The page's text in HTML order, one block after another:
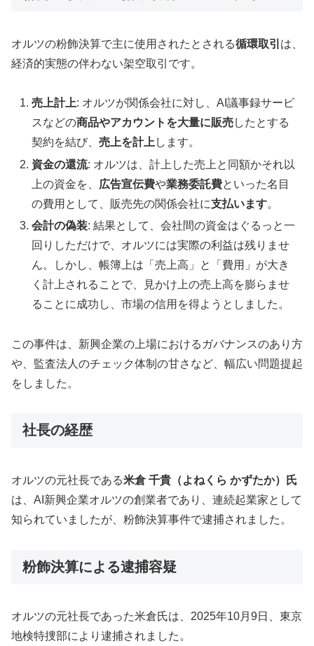
オルツの粉飾決算で主に使用されたとされる循環取引 は、
経済的実態の伴わない架空取引です。
売上計上: オルツが関係会社に対し、AI議事録サービ
スなどの商品やアカウントを大量に販売したとする
契約を結び、売上を計上 します。
資金の還流: オルツは、計上した売上と同額かそれ以
上の資金を、 広告宣伝費や業務委託費といった名目
の費用として、販売先の関係会社に支払います。
会計の偽装: 結果として、会社間の資金はぐるっと一
回りしただけで、オルツには実際の利益は残りませ
ん。しかし、帳簿上は「売上高」と「費用」が大き
く計上されることで、見かけ上の売上高を膨らませ
ることに成功し、市場の信用を得ようとしました。
この事件は、新興企業の上場におけるガバナンスのあり方
や、監査法人のチェック体制の甘さなど、幅広い問題提起
をしました。
社長の経歴
オルツの元社長である米倉 千貴（よねくら かずたか）氏
は、AI新興企業オルツの創業者であり、連続起業家として
知られていましたが、粉飾決算事件で逮捕されました。
粉飾決算による逮捕容疑
オルツの元社長であった米倉氏は、2025年10月9日、東京
地検特捜部により逮捕されました。